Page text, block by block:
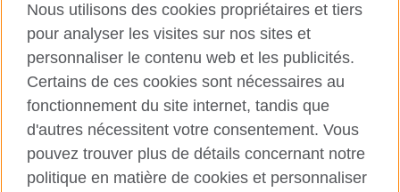
British Council in France société par actions simplifiée
unipersonnelle est une filiale du British Council, l’agence
internationale britannique dédiée aux domaines de l’éducation
et des relations culturelles. British Council in France société par
actions simplifiée unipersonnelle est une société inscrite en
France avec le numéro RCS Paris n° 847 719 473. Adresse :
Nous utilisons des cookies propriétaires et tiers
pour analyser les visites sur nos sites et
personnaliser le contenu web et les publicités.
Certains de ces cookies sont nécessaires au
fonctionnement du site internet, tandis que
d'autres nécessitent votre consentement. Vous
pouvez trouver plus de détails concernant notre
politique en matière de cookies et personnaliser